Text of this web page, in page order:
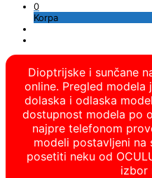
0
Korpa
Dioptrijske i sunčane
online. Pregled
dolaska i odlaska
dostupnost modela po
najpre telefonom
modeli postavljeni
posetiti neku od
izbor